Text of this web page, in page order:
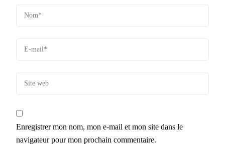
Enregistrer mon nom, mon e-mail et mon site dans le
navigateur pour mon prochain commentaire.